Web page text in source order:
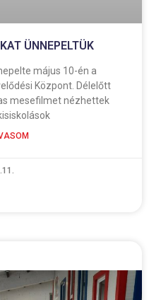
ÜNNEPELTÜK
május 10-én a
Központ. Délelőtt
mesefilmet nézhettek